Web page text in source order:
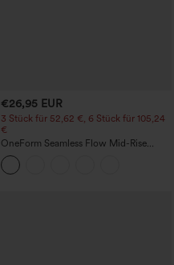
€26,95 EUR
3 Stück für 52,62 €, 6 Stück für 105,24
€
OneForm Seamless Flow Mid-Rise
Yoga-Leggings - mittelhoher Bund,
bauchformend und mit Po-Lifting-
Effekt